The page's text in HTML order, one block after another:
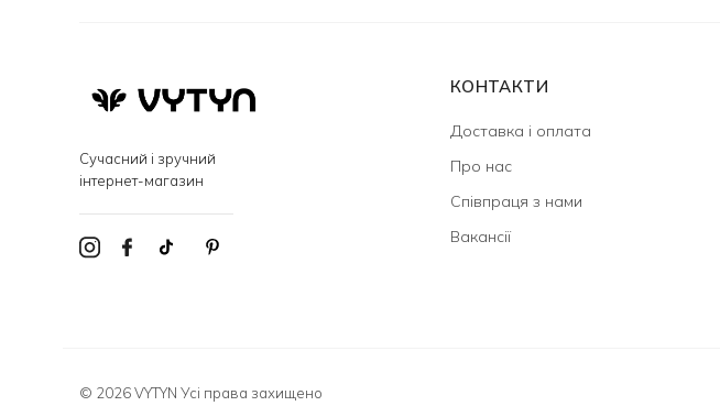
Сучасний і зручний
інтернет-магазин
КОНТАКТИ
Доставка і оплата
Про нас
Співпраця з нами
Вакансії
© 2026 VYTYN Усі права захищено